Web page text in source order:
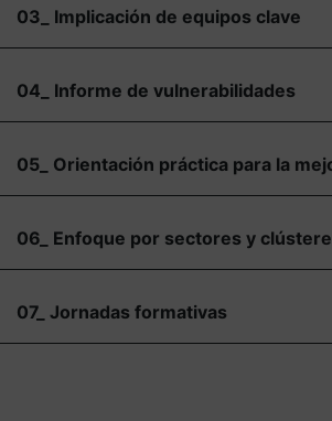
03_ Implicación de equipos clave
04_ Informe de vulnerabilidades
05_ Orientación práctica para la
06_ Enfoque por sectores y
07_ Jornadas formativas